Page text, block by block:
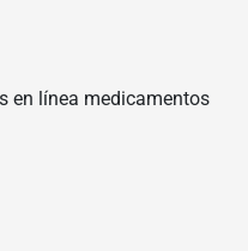
en línea medicamentos